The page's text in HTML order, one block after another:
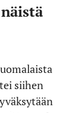
siihen